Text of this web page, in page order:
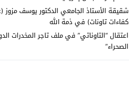
شقيقة الأستاذ الجامعي الدكتور يوسف
كفاءات تاونات) في ذمة الله
اعتقال “التاوناتي” في ملف تاجر المخدرات
الصحراء”